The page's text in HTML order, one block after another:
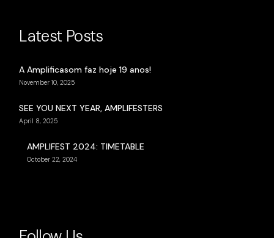
Latest Posts
A Amplificasom faz hoje 19 anos!
November 10, 2025
SEE YOU NEXT YEAR, AMPLIFESTERS
April 8, 2025
AMPLIFEST 2024: TIMETABLE
October 22, 2024